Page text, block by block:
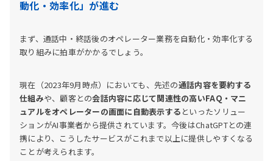
動化・効率化」が進む
まず、通話中・終話後のオペレーター業務を自動化・効率化する
取り組みに拍車がかかるでしょう。
現在（2023年9月時点）においても、先述の通話内容を要約する
仕組みや、顧客との会話内容に応じて関連性の高いFAQ・マニ
ュアルをオペレーターの画面に自動表示する といったソリュー
ションがAI事業者から提供されています。今後はChatGPTとの連
携により、こうしたサービスがこれまで以上に提供しやすくなる
ことが考えられます。